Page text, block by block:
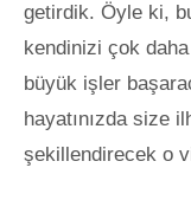
getirdik. Öyle ki,
kendinizi çok daha
büyük işler
hayatınızda size
şekillendirecek o